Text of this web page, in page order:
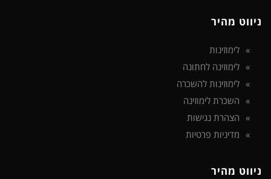
ניווט מהיר
לימוזינות
לימוזינה לחתונה
לימוזינות להשכרה
השכרת לימוזינה
הצהרת נגישות
מדיניות פרטיות
ניווט מהיר